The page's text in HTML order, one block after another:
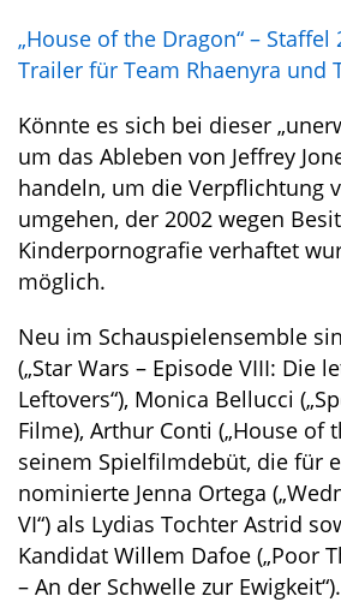
„House of the Dragon“ –
Trailer für Team Rhaenyra und
Könnte es sich bei dieser
um das Ableben von Jeffrey
handeln, um die Verpflichtung
umgehen, der 2002 wegen
Kinderpornografie verhaftet
möglich.
Neu im Schauspielensemble
(„Star Wars – Episode VIII: Die
Leftovers“), Monica Bellucci
Filme), Arthur Conti („House of
seinem Spielfilmdebüt, die für
nominierte Jenna Ortega
VI“) als Lydias Tochter Astrid
Kandidat Willem Dafoe („Poor
– An der Schwelle zur Ewigkeit“).